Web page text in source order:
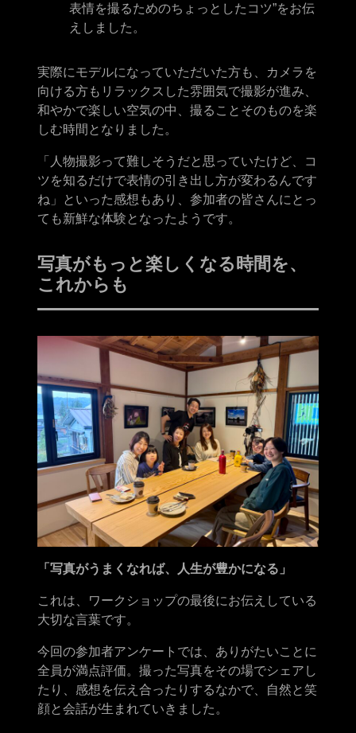
表情を撮るためのちょっとしたコツ”をお伝
えしました。
実際にモデルになっていただいた方も、カメラを
向ける方もリラックスした雰囲気で撮影が進み、
和やかで楽しい空気の中、撮ることそのものを楽
しむ時間となりました。
「人物撮影って難しそうだと思っていたけど、コ
ツを知るだけで表情の引き出し方が変わるんです
ね」といった感想もあり、参加者の皆さんにとっ
ても新鮮な体験となったようです。
写真がもっと楽しくなる時間を、
これからも
「写真がうまくなれば、人生が豊かになる」
これは、ワークショップの最後にお伝えしている
大切な言葉です。
今回の参加者アンケートでは、ありがたいことに
全員が満点評価。撮った写真をその場でシェアし
たり、感想を伝え合ったりするなかで、自然と笑
顔と会話が生まれていきました。